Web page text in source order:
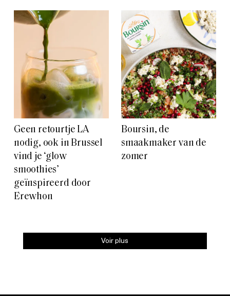
Geen retourtje LA
nodig, ook in Brussel
vind je ‘glow
smoothies’
geïnspireerd door
Erewhon
Boursin, de
smaakmaker van de
zomer
Voir plus